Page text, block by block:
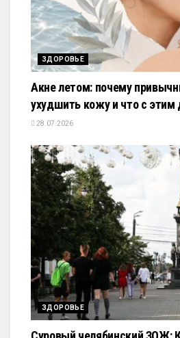
ЗДОРОВЬЕ
Акне летом: почему
ухудшить кожу и что с этим
28.07.2026
ЗДОРОВЬЕ